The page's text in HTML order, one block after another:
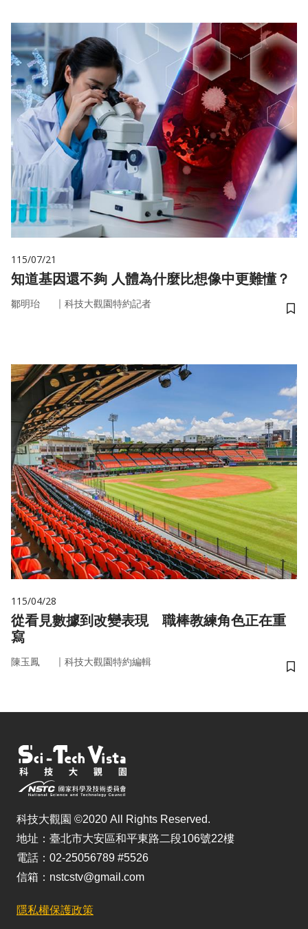
115/07/21
知道基因還不夠 人體為什麼比想像中更難懂？
鄒明珆 ｜ 科技大觀園特約記者
儲
115/04/28
從看見數據到改變表現 職棒教練角色正在重
寫
陳玉鳳 ｜ 科技大觀園特約編輯
儲
科技大觀園 ©2020 All Rights Reserved.
地址：臺北市大安區和平東路二段106號22樓
電話：02-25056789 #5526
信箱：nstcstv@gmail.com
隱私權保護政策